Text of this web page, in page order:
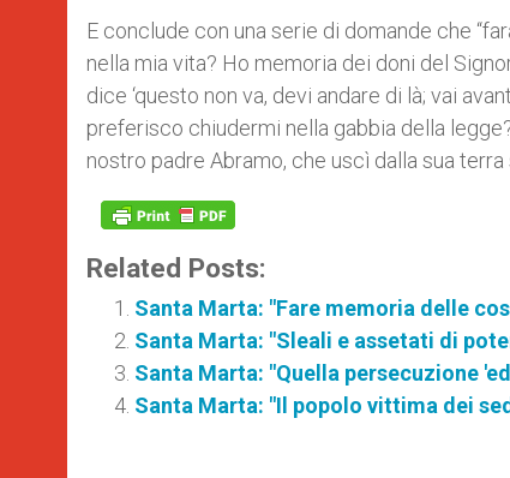
E conclude con una serie di domande che
nella mia vita? Ho memoria dei doni del
dice ‘questo non va, devi andare di là; vai
preferisco chiudermi nella gabbia della
nostro padre Abramo, che uscì dalla sua
Related Posts:
Santa Marta: "Fare memoria delle
Santa Marta: "Sleali e assetati di
Santa Marta: "Quella persecuzione
Santa Marta: "Il popolo vittima dei